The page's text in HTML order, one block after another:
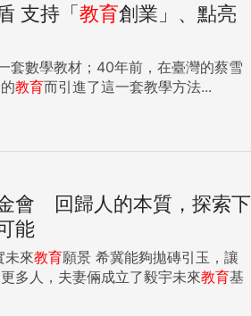
支持「教育創業」、點亮
套數學教材；40年前，在臺灣的蔡雪
教育而引進了這一套教學方法...
會 回歸人的本質，探索下
能
未來教育願景 希冀能夠拋磚引玉，讓
多人，夫妻倆成立了毅宇未來教育基